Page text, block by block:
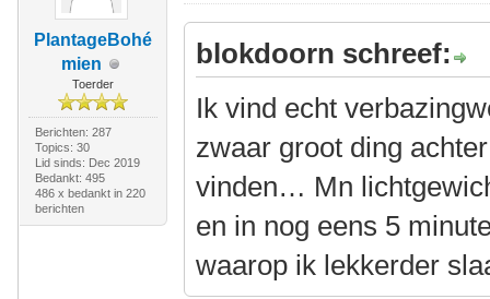
PlantageBohé
mien
Toerder
Berichten: 287
Topics: 30
Lid sinds: Dec 2019
Bedankt: 495
486 x bedankt in 220
berichten
blokdoorn schreef:
Ik vind echt
zwaar groot ding
vinden… Mn
en in nog eens 5
waarop ik lekkerder